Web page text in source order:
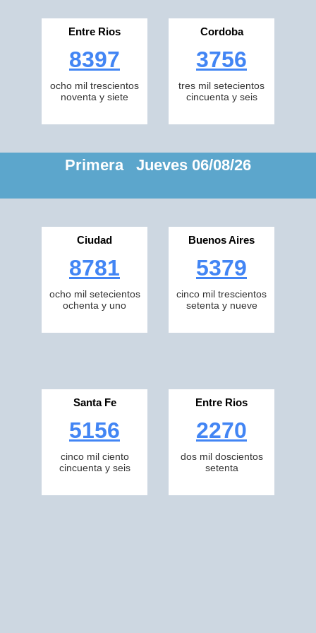
Entre Rios
8397
ocho mil trescientos
noventa y siete
Cordoba
3756
tres mil setecientos
cincuenta y seis
Primera Jueves 06/08/26
Ciudad
8781
ocho mil setecientos
ochenta y uno
Buenos Aires
5379
cinco mil trescientos
setenta y nueve
Santa Fe
5156
cinco mil ciento
cincuenta y seis
Entre Rios
2270
dos mil doscientos
setenta